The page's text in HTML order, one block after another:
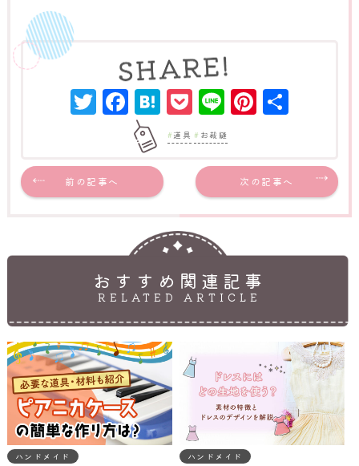
Twitter
Facebook
Hatena
Pocket
Line
道具 お裁縫
前の記事へ 次の記事へ
おすすめ関連記事
RELATED ARTICLE
ハンドメイド ハンドメイド